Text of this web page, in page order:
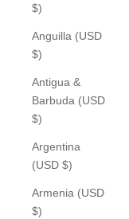
$)
Anguilla (USD
$)
Antigua &
Barbuda (USD
$)
Argentina
(USD $)
Armenia (USD
$)